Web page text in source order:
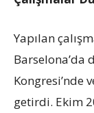
Yapılan
Barselona’da
Kongresi’nde
getirdi. Ekim